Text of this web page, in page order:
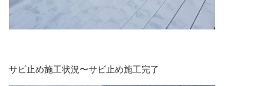
サビ止め施工状況〜サビ止め施工完了